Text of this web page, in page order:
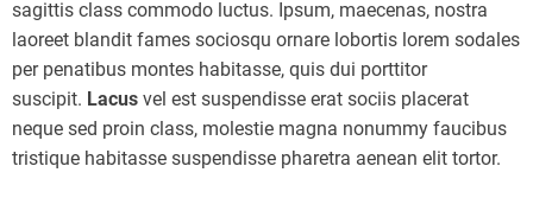
sagittis class commodo luctus. Ipsum, maecenas, nostra
laoreet blandit fames sociosqu ornare lobortis lorem sodales
per penatibus montes habitasse, quis dui porttitor
suscipit. Lacus vel est suspendisse erat sociis placerat
neque sed proin class, molestie magna nonummy faucibus
tristique habitasse suspendisse pharetra aenean elit tortor.